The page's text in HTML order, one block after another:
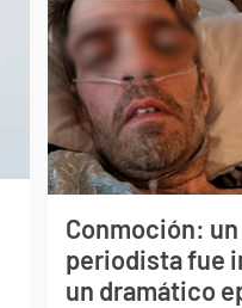
Conmoción:
periodista fue
un dramático